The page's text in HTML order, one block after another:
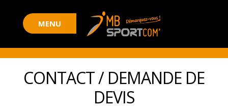
CONTACT / DEMANDE DE
DEVIS